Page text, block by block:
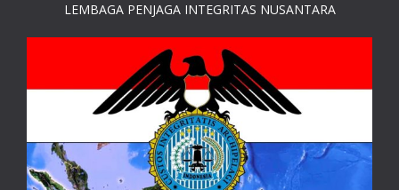
LEMBAGA PENJAGA INTEGRITAS NUSANTARA